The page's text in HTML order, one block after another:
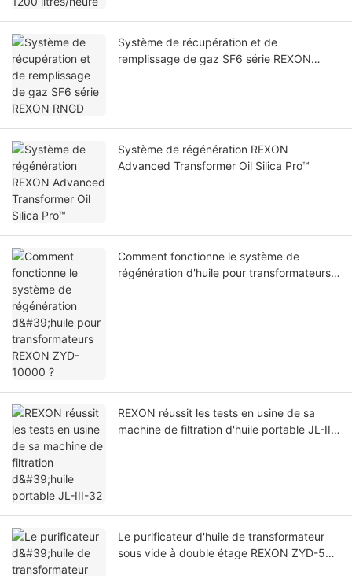
Système de récupération et de
remplissage de gaz SF6 série REXON
Système de régénération REXON
Advanced Transformer Oil Silica Pro™
Comment fonctionne le système de
régénération d'huile pour transformateurs
REXON réussit les tests en usine de sa
machine de filtration d'huile portable JL-III-
Le purificateur d'huile de transformateur
sous vide à double étage REXON ZYD-50